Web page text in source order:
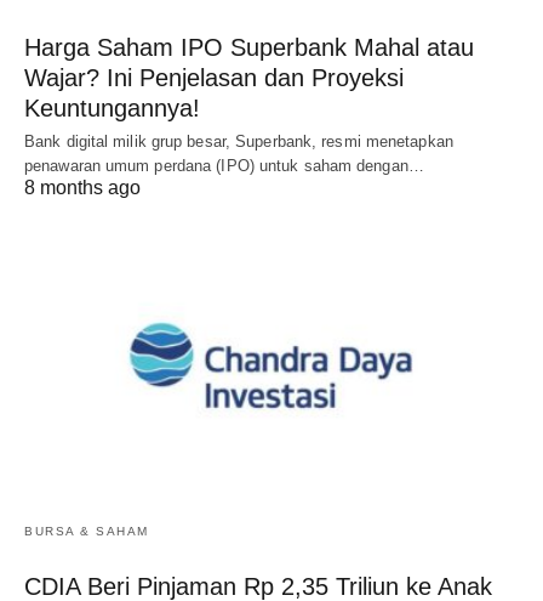
Harga Saham IPO Superbank Mahal atau
Wajar? Ini Penjelasan dan Proyeksi
Keuntungannya!
Bank digital milik grup besar, Superbank, resmi menetapkan
penawaran umum perdana (IPO) untuk saham dengan…
8 months ago
BURSA & SAHAM
CDIA Beri Pinjaman Rp 2,35 Triliun ke Anak